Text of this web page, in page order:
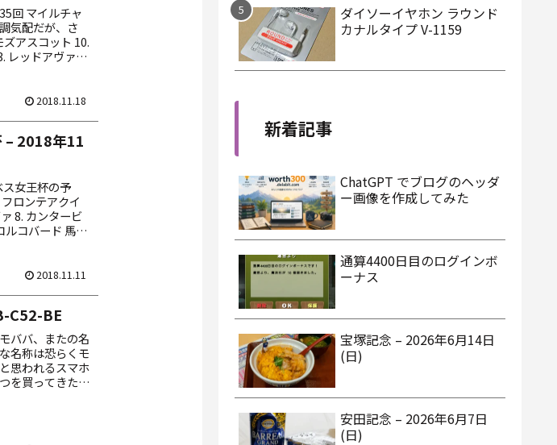
回 マイルチャ
気配だが、さ
アスコット 10.
レッドアヴァン
2018.11.18
– 2018年11
女王杯の予
ロンテアクイ
8. カンタービ
ルコバード 馬券
2018.11.11
C52-BE
ババ、またの名
名称は恐らくモ
思われるスマホ
を買ってきたん
ダイソーイヤホン ラウンド
カナルタイプ V-1159
新着記事
ChatGPT でブログのヘッダ
ー画像を作成してみた
通算4400日目のログインボ
ーナス
宝塚記念 – 2026年6月14日
(日)
安田記念 – 2026年6月7日
(日)